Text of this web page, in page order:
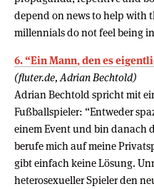
depend on news to help with
millennials do not feel being
6. “Ein Mann, den es
(fluter.de, Adrian Bechtold)
Adrian Bechtold spricht mit
Fußballspieler: “Entweder
einem Event und bin danach
berufe mich auf meine
gibt einfach keine Lösung.
heterosexueller Spieler den